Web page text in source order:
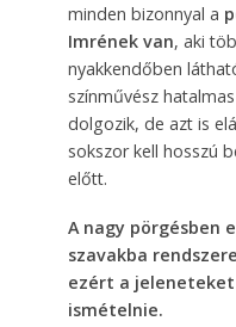
minden bizonnyal a
Imrének van, aki
nyakkendőben
színművész
dolgozik, de azt is
sokszor kell hosszú
előtt.
A nagy pörgésben
szavakba
ezért a
ismételnie.